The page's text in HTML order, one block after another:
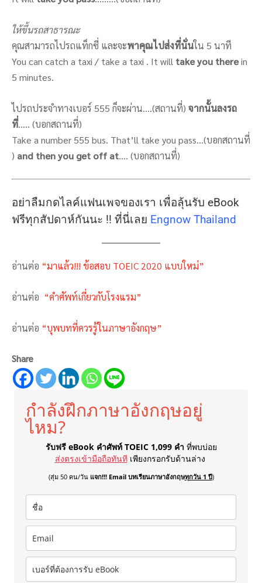
ให้ขึ้นรถสาธารณะ
คุณสามารถไปรถแท็กซี่ และจะพาคุณไปส่งที่นั่นใน 5 นาที
You can catch a taxi / take a taxi . It will take you therein
5 minutes.
ไปรถประจำทางเบอร์ 555 ก็จะผ่าน….(สถานที่) จากนั้นลงรถ
ที่….. (บอกสถานที่)
Take a number 555 bus. That’ll take you pass…(บอกสถานที่
) and then you get off at…. (บอกสถานที่)
อย่าลืมกดไลค์แฟนเพจของเรา เพื่อลุ้นรับ eBook
ฟรีทุกสัปดาห์กันนะ !! ที่นี่เลย Engnow Thailand
อ่านต่อ “มาแล้ว!!! ข้อสอบ TOEIC 2020 แบบใหม่”
อ่านต่อ “คำศัพท์เกี่ยวกับโรงแรม”
อ่านต่อ “บุพบทที่ควรรู้ในภาษาอังกฤษ”
Share
กำลังฝึกภาษาอังกฤษอยู่
ไหม?
รับฟรี eBook คำศัพท์ TOEIC 1,099 คำ ที่พบบ่อย
ส่งตรงเข้ามือถือทันที เพียงกรอกรับด้านล่าง
(สุ่ม 50 คน/วัน แจก!!! Email บทเรียนภาษาอังกฤษทุกวัน 1 ปี)